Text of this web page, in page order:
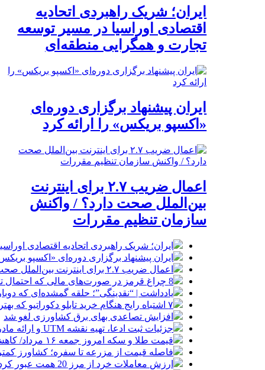
ایران؛ شریک راهبردی اتحادیه
اقتصادی اوراسیا در مسیر توسعه
تجارت و همگرایی منطقه‌ای
ایران پیشنهاد برگزاری دوره‌ای
«اکسپو بریکس» را ارائه کرد
اعمال ضریب ۲.۷ برای اینترنت
بین‌الملل صحت دارد؟ / واکنش
سازمان تنظیم مقررات
ایران؛ شریک راهبردی اتحادیه اقتصادی
ایران پیشنهاد برگزاری دوره‌ای «اکسپو
اعمال ضریب ۲.۷ برای اینترنت بین‌الملل صحت دارد؟ / واکنش سازمان تنظیم مقررات
8 چراغ قرمز در صورت‌های مالی که احتمال تقلب را آشکار می‌کند
یادداشت | “نقدینگی”؛ حلقه گمشده‌ای که
۷ اشتباه رایج هنگام خرید تابلو دکوراتیو که بهتر است مرتکب نشوید
افزایش تصاعدی بهای برق کشاورزی لغو شد
جزئیات ثبت ادعا، تهیه نقشه UTM و ارائه مادر سند اعلام شد
قیمت طلا و سکه امروز جمعه ۱۶ مرداد/ کاهش قیمت ها+ جدول و جزییات
فاصله قیمت از مزرعه تا سفره؛ کشاورز
ارزش معاملات خرد از مرز 20 همت عبور کرد